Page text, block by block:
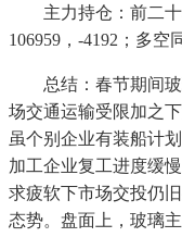
主力持仓：前二十
106959，-4192；多空
总结：春节期间玻
场交通运输受限加之
虽个别企业有装船计
加工企业复工进度缓
求疲软下市场交投仍
态势。盘面上，玻璃